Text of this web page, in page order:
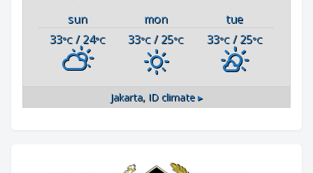
sun mon
tue
33°C / 24°C 33°C / 25°C 33°C/ 25°C
Jakarta, ID climate ▸